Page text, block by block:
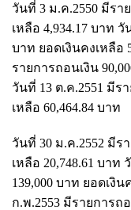
วันที่ 3 ม.ค.2550 มีรา
เหลือ 4,934.17 บาท
บาท ยอดเงินคงเหลือ
รายการถอนเงิน
วันที่ 13 ต.ค.2551 มีร
เหลือ 60,464.84 บาท
วันที่ 30 ม.ค.2552 มีร
เหลือ 20,748.61 บาท
139,000 บาท ยอดเงิ
ก.พ.2553 มีรายการถ